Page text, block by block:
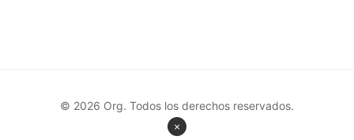
×
© 2026 Org. Todos los derechos reservados.